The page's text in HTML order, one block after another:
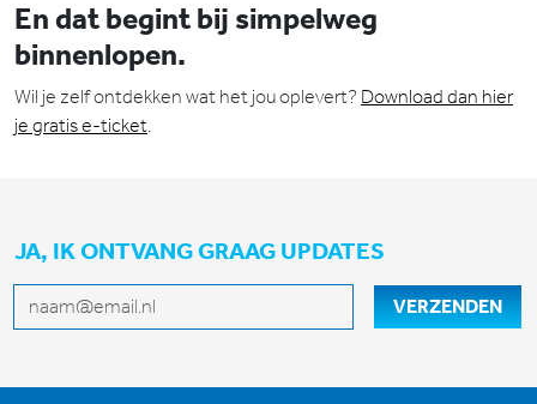
En dat begint bij simpelweg
binnenlopen.
Wil je zelf ontdekken wat het jou oplevert? Download dan hier
je gratis e-ticket.
JA, IK ONTVANG GRAAG UPDATES
E-mailadres VERZENDEN